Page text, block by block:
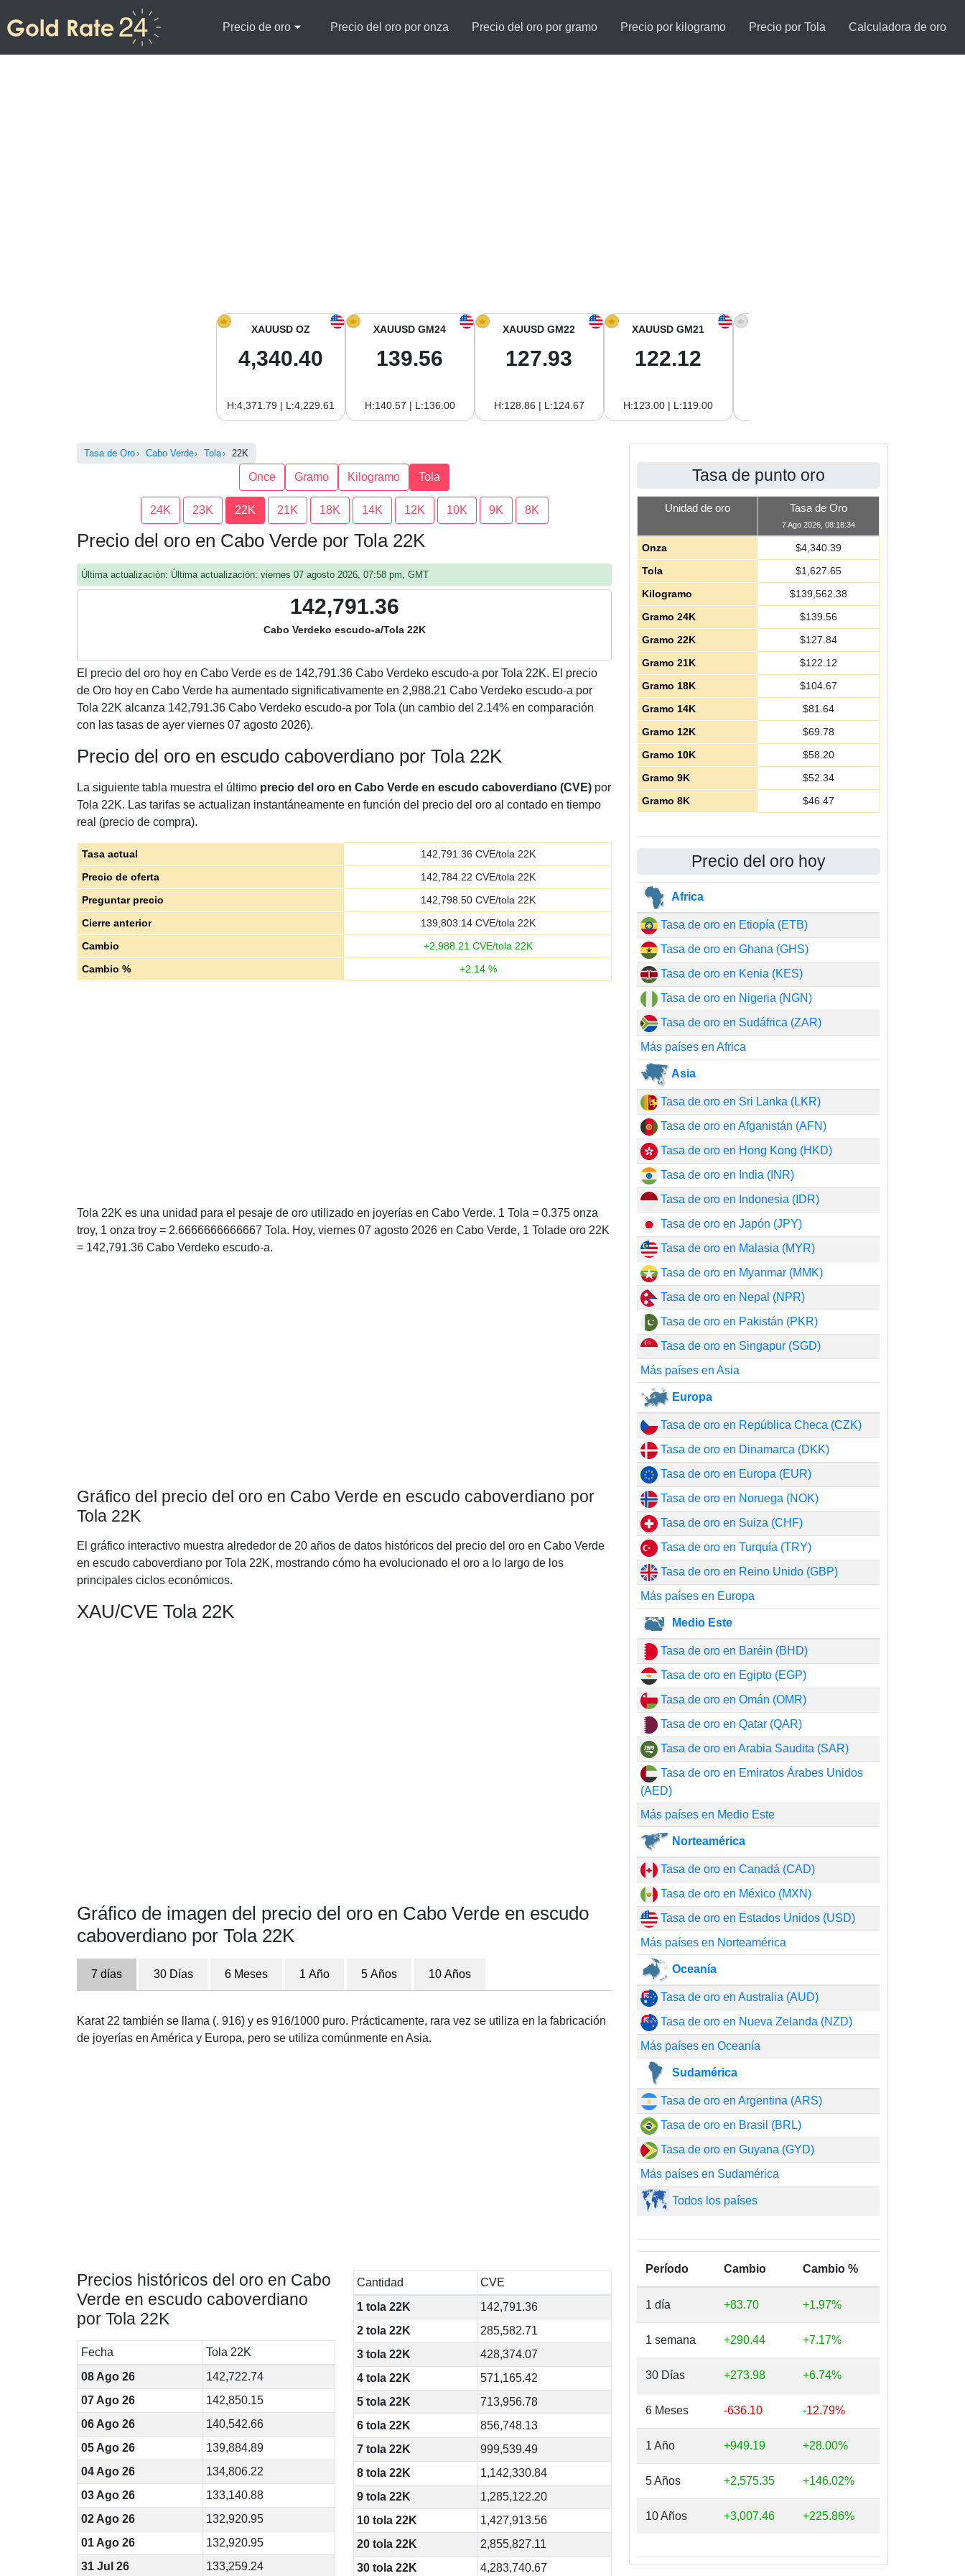
Precio de oro Precio del oro por onza Precio del oro por gramo Precio por kilogramo Precio por Tola Calculadora de oro
XAUUSD OZ
4,340.40
H:4,371.79 | L:4,229.61
XAUUSD GM24
139.56
H:140.57 | L:136.00
XAUUSD GM22
127.93
H:128.86 | L:124.67
XAUUSD GM21
122.12
H:123.00 | L:119.00
Tasa de Oro Cabo Verde Tola 22K
Once Gramo Kilogramo Tola
24K 23K 22K 21K 18K 14K 12K 10K 9K 8K
Precio del oro en Cabo Verde por Tola 22K
Última actualización: Última actualización: viernes 07 agosto 2026, 07:58 pm, GMT
142,791.36
Cabo Verdeko escudo-a/Tola 22K
El precio del oro hoy en Cabo Verde es de 142,791.36 Cabo Verdeko escudo-a por Tola 22K. El precio
de Oro hoy en Cabo Verde ha aumentado significativamente en 2,988.21 Cabo Verdeko escudo-a por
Tola 22K alcanza 142,791.36 Cabo Verdeko escudo-a por Tola (un cambio del 2.14% en comparación
con las tasas de ayer viernes 07 agosto 2026).
Precio del oro en escudo caboverdiano por Tola 22K
La siguiente tabla muestra el último precio del oro en Cabo Verde en escudo caboverdiano (CVE) por
Tola 22K. Las tarifas se actualizan instantáneamente en función del precio del oro al contado en tiempo
real (precio de compra).
Tasa actual 142,791.36 CVE/tola 22K
Precio de oferta
142,784.22 CVE/tola 22K
Preguntar precio
142,798.50CVE/tola 22K
Cierre anterior
139,803.14CVE/tola 22K
Cambio
+2,988.21 CVE/tola 22K
Cambio %
+2.14%
Tola 22K es una unidad para el pesaje de oro utilizado en joyerías en Cabo Verde. 1 Tola = 0.375 onza
troy, 1 onza troy = 2.6666666666667 Tola. Hoy, viernes 07 agosto 2026 en Cabo Verde, 1 Tolade oro 22K
= 142,791.36 Cabo Verdeko escudo-a.
Gráfico del precio del oro en Cabo Verde en escudo caboverdiano por
Tola 22K
El gráfico interactivo muestra alrededor de 20 años de datos históricos del precio del oro en Cabo Verde
en escudo caboverdiano por Tola 22K, mostrando cómo ha evolucionado el oro a lo largo de los
principales ciclos económicos.
XAU/CVE Tola 22K
Gráfico de imagen del precio del oro en Cabo Verde en escudo
caboverdiano por Tola 22K
7 días 30 Días 6 Meses 1 Año 5 Años 10 Años
Karat 22 también se llama (. 916) y es 916/1000 puro. Prácticamente, rara vez se utiliza en la fabricación
de joyerías en América y Europa, pero se utiliza comúnmente en Asia.
Precios históricos del oro en Cabo
Verde en escudo caboverdiano
por Tola 22K
Fecha
Tola 22K
08 Ago 26
142,722.74
07 Ago 26
142,850.15
06 Ago 26
140,542.66
05 Ago 26
139,884.89
04 Ago 26
134,806.22
03 Ago 26
133,140.88
02 Ago 26
132,920.95
01 Ago 26
132,920.95
31 Jul 26
133,259.24
Cantidad
CVE
1 tola 22K
142,791.36
2 tola 22K
285,582.71
3 tola 22K
428,374.07
4 tola 22K
571,165.42
5 tola 22K
713,956.78
6 tola 22K
856,748.13
7 tola 22K
999,539.49
8 tola 22K
1,142,330.84
9 tola 22K
1,285,122.20
10 tola 22K
1,427,913.56
20 tola 22K
2,855,827.11
30 tola 22K
4,283,740.67
Tasa de punto oro
Unidad de oro Tasa de Oro
7 Ago 2026, 08:18:34
Onza $4,340.39
Tola
$1,627.65
Kilogramo
$139,562.38
Gramo 24K
$139.56
Gramo 22K
$127.84
Gramo 21K
$122.12
Gramo 18K
$104.67
Gramo 14K
$81.64
Gramo 12K
$69.78
Gramo 10K
$58.20
Gramo 9K
$52.34
Gramo 8K
$46.47
Precio del oro hoy
Africa
Tasa de oro en Etiopía (ETB)
Tasa de oro en Ghana (GHS)
Tasa de oro en Kenia (KES)
Tasa de oro en Nigeria (NGN)
Tasa de oro en Sudáfrica (ZAR)
Más países en Africa
Asia
Tasa de oro en Sri Lanka (LKR)
Tasa de oro en Afganistán (AFN)
Tasa de oro en Hong Kong (HKD)
Tasa de oro en India (INR)
Tasa de oro en Indonesia (IDR)
Tasa de oro en Japón (JPY)
Tasa de oro en Malasia (MYR)
Tasa de oro en Myanmar (MMK)
Tasa de oro en Nepal (NPR)
Tasa de oro en Pakistán (PKR)
Tasa de oro en Singapur (SGD)
Más países en Asia
Europa
Tasa de oro en República Checa (CZK)
Tasa de oro en Dinamarca (DKK)
Tasa de oro en Europa (EUR)
Tasa de oro en Noruega (NOK)
Tasa de oro en Suiza (CHF)
Tasa de oro en Turquía (TRY)
Tasa de oro en Reino Unido (GBP)
Más países en Europa
Medio Este
Tasa de oro en Baréin (BHD)
Tasa de oro en Egipto (EGP)
Tasa de oro en Omán (OMR)
Tasa de oro en Qatar (QAR)
Tasa de oro en Arabia Saudita (SAR)
Tasa de oro en Emiratos Árabes Unidos
(AED)
Más países en Medio Este
Norteamérica
Tasa de oro en Canadá (CAD)
Tasa de oro en México (MXN)
Tasa de oro en Estados Unidos (USD)
Más países en Norteamérica
Oceanía
Tasa de oro en Australia (AUD)
Tasa de oro en Nueva Zelanda (NZD)
Más países en Oceanía
Sudamérica
Tasa de oro en Argentina (ARS)
Tasa de oro en Brasil (BRL)
Tasa de oro en Guyana (GYD)
Más países en Sudamérica
Todos los países
Período Cambio Cambio %
1 día +83.70 +1.97%
1 semana +290.44 +7.17%
30 Días +273.98 +6.74%
6 Meses -636.10 -12.79%
1 Año +949.19 +28.00%
5 Años +2,575.35 +146.02%
10 Años +3,007.46 +225.86%